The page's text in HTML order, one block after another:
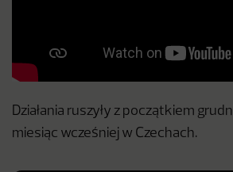
Działania ruszyły z początkiem
miesiąc wcześniej w Czechach.